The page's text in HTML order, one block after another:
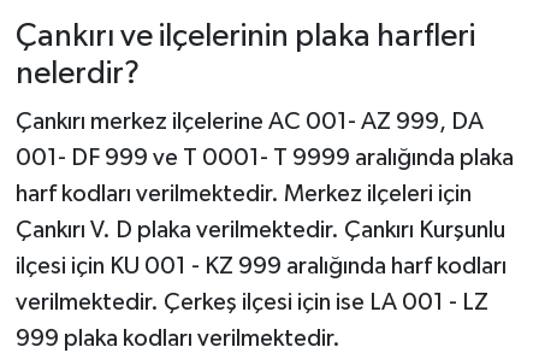
Çankırı ve ilçelerinin plaka harfleri
nelerdir?
Çankırı merkez ilçelerine AC 001- AZ 999, DA
001- DF 999 ve T 0001- T 9999 aralığında plaka
harf kodları verilmektedir. Merkez ilçeleri için
Çankırı V. D plaka verilmektedir. Çankırı Kurşunlu
ilçesi için KU 001 - KZ 999 aralığında harf kodları
verilmektedir. Çerkeş ilçesi için ise LA 001 - LZ
999 plaka kodları verilmektedir.